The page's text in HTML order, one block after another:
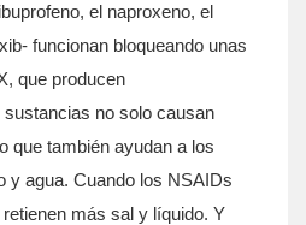
el naproxeno, el
funcionan bloqueando unas
que producen
no solo causan
que también ayudan a los
y agua. Cuando los NSAIDs
más sal y líquido. Y